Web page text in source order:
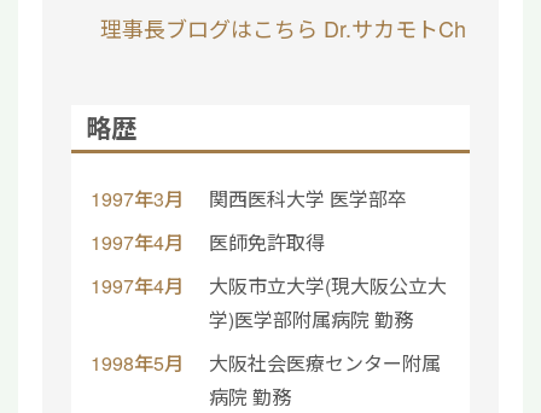
理事長ブログはこちら Dr.サカモトCh
略歴
1997年3月
関西医科大学 医学部卒
1997年4月
医師免許取得
1997年4月
大阪市立大学(現大阪公立大
学)医学部附属病院 勤務
1998年5月
大阪社会医療センター附属
病院 勤務